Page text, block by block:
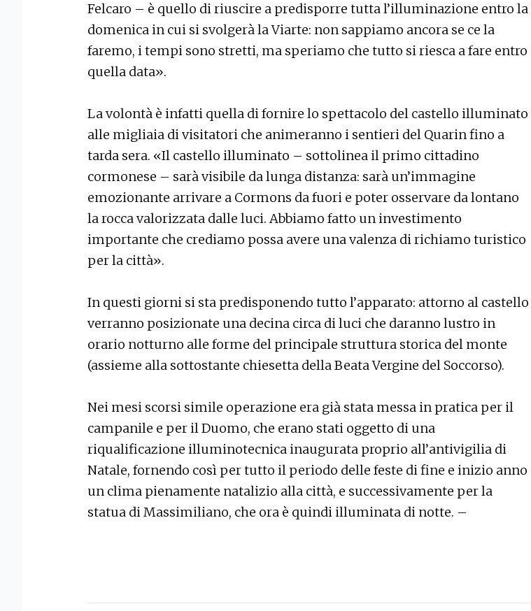
Felcaro – è quello di riuscire a predisporre tutta l’illuminazione entro la
domenica in cui si svolgerà la Viarte: non sappiamo ancora se ce la
faremo, i tempi sono stretti, ma speriamo che tutto si riesca a fare entro
quella data».
La volontà è infatti quella di fornire lo spettacolo del castello illuminato
alle migliaia di visitatori che animeranno i sentieri del Quarin fino a
tarda sera. «Il castello illuminato – sottolinea il primo cittadino
cormonese – sarà visibile da lunga distanza: sarà un’immagine
emozionante arrivare a Cormons da fuori e poter osservare da lontano
la rocca valorizzata dalle luci. Abbiamo fatto un investimento
importante che crediamo possa avere una valenza di richiamo turistico
per la città».
In questi giorni si sta predisponendo tutto l’apparato: attorno al castello
verranno posizionate una decina circa di luci che daranno lustro in
orario notturno alle forme del principale struttura storica del monte
(assieme alla sottostante chiesetta della Beata Vergine del Soccorso).
Nei mesi scorsi simile operazione era già stata messa in pratica per il
campanile e per il Duomo, che erano stati oggetto di una
riqualificazione illuminotecnica inaugurata proprio all’antivigilia di
Natale, fornendo così per tutto il periodo delle feste di fine e inizio anno
un clima pienamente natalizio alla città, e successivamente per la
statua di Massimiliano, che ora è quindi illuminata di notte. –